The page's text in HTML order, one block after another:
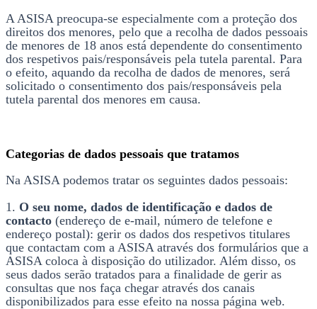
A ASISA preocupa-se especialmente com a proteção dos
direitos dos menores, pelo que a recolha de dados pessoais
de menores de 18 anos está dependente do consentimento
dos respetivos pais/responsáveis pela tutela parental. Para
o efeito, aquando da recolha de dados de menores, será
solicitado o consentimento dos pais/responsáveis pela
tutela parental dos menores em causa.
Categorias de dados pessoais que tratamos
Na ASISA podemos tratar os seguintes dados pessoais:
1. O seu nome, dados de identificação e dados de
contacto (endereço de e-mail, número de telefone e
endereço postal): gerir os dados dos respetivos titulares
que contactam com a ASISA através dos formulários que a
ASISA coloca à disposição do utilizador. Além disso, os
seus dados serão tratados para a finalidade de gerir as
consultas que nos faça chegar através dos canais
disponibilizados para esse efeito na nossa página web.